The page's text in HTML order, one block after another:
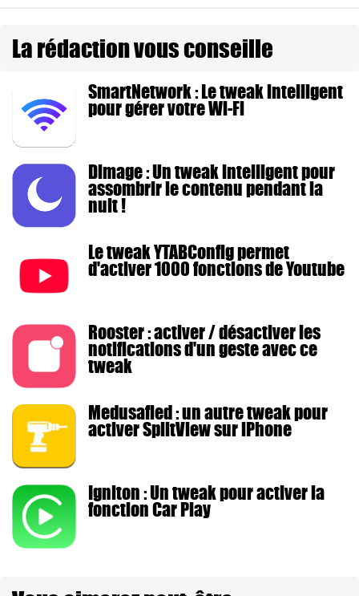
La rédaction vous conseille
SmartNetwork : Le tweak intelligent
pour gérer votre Wi-Fi
Dimage : Un tweak intelligent pour
assombrir le contenu pendant la
nuit !
Le tweak YTABConfig permet
d'activer 1000 fonctions de Youtube
Rooster : activer / désactiver les
notifications d'un geste avec ce
tweak
Medusafied : un autre tweak pour
activer SplitView sur iPhone
Igniton : Un tweak pour activer la
fonction Car Play